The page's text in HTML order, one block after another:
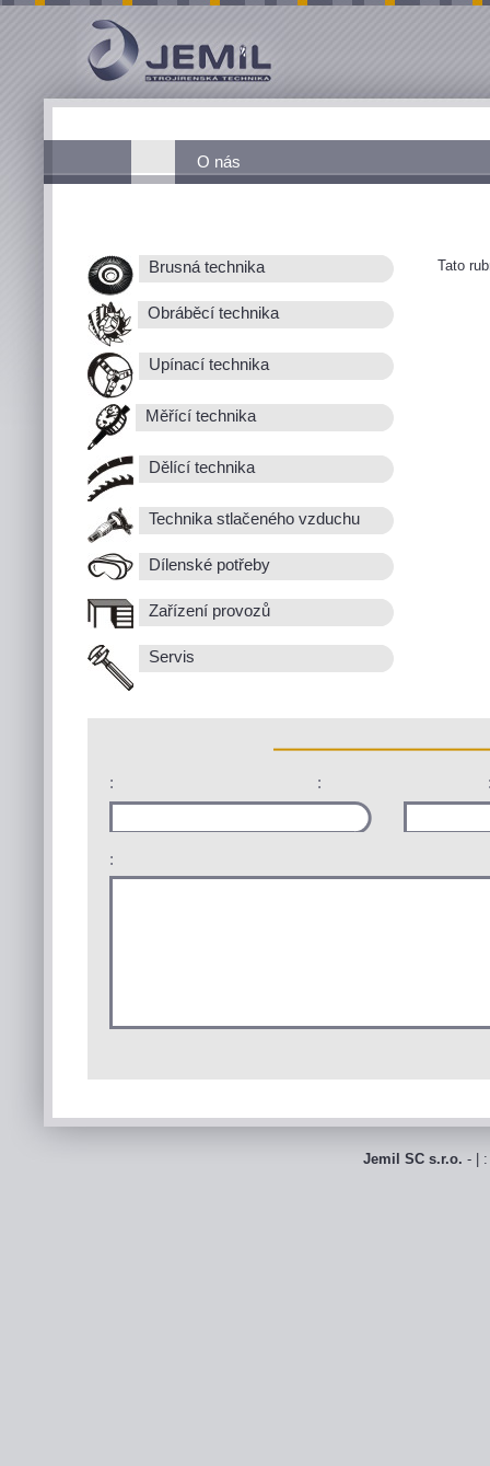
O nás
Brusná technika
Obráběcí technika
Upínací technika
Měřící technika
Dělící technika
Technika stlačeného vzduchu
Dílenské potřeby
Zařízení provozů
Servis
Tato
: :
:
Jemil SC s.r.o. - |